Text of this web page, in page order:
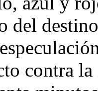
del
contra